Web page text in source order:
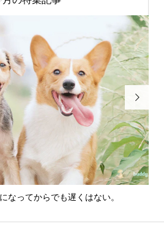
なってからでも遅くはない。
